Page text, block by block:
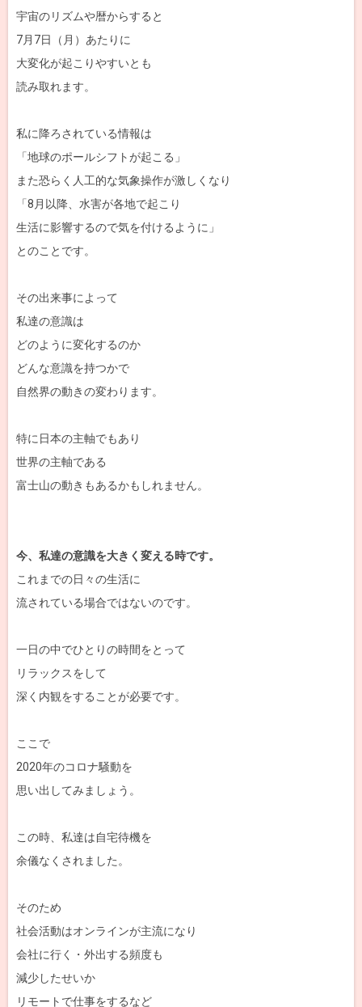
宇宙のリズムや暦からすると
7月7日（月）あたりに
大変化が起こりやすいとも
読み取れます。
私に降ろされている情報は
「地球のポールシフトが起こる」
また恐らく人工的な気象操作が激しくなり
「8月以降、水害が各地で起こり
生活に影響するので気を付けるように」
とのことです。
その出来事によって
私達の意識は
どのように変化するのか
どんな意識を持つかで
自然界の動きの変わります。
特に日本の主軸でもあり
世界の主軸である
富士山の動きもあるかもしれません。
今、私達の意識を大きく変える時です。
これまでの日々の生活に
流されている場合ではないのです。
一日の中でひとりの時間をとって
リラックスをして
深く内観をすることが必要です。
ここで
2020年のコロナ騒動を
思い出してみましょう。
この時、私達は自宅待機を
余儀なくされました。
そのため
社会活動はオンラインが主流になり
会社に行く・外出する頻度も
減少したせいか
リモートで仕事をするなど